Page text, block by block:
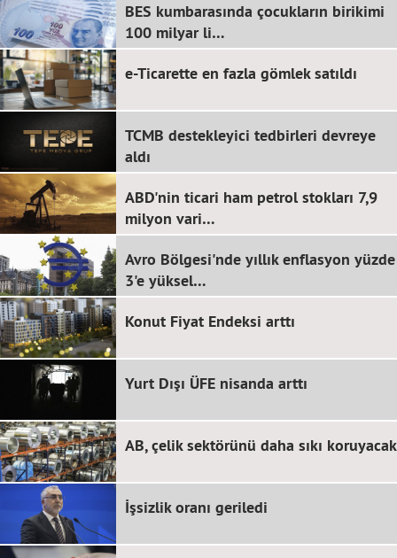
BES kumbarasında çocukların birikimi
100 milyar li…
e-Ticarette en fazla gömlek satıldı
TCMB destekleyici tedbirleri devreye
aldı
ABD'nin ticari ham petrol stokları 7,9
milyon vari…
Avro Bölgesi'nde yıllık enflasyon yüzde
3'e yüksel…
Konut Fiyat Endeksi arttı
Yurt Dışı ÜFE nisanda arttı
AB, çelik sektörünü daha sıkı koruyacak
İşsizlik oranı geriledi